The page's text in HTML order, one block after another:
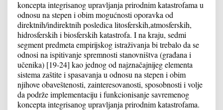
koncepta integrisanog upravljanja prirodnim katastrofama u
odnosu na stepen i obim mogućnosti oporavka od
direktnih/indirektnih posledica litosferskih,atmosferskih,
hidrosferskih i biosferskih katastrofa. I na kraju, sedmi
segment predmeta empirijskog istraživanja bi trebalo da se
odnosi na ispitivanje spremnosti stanovništva (građana i
učenika) [19-24] kao jednog od najznačajnijeg elementa
sistema zaštite i spasavanja u odnosu na stepen i obim
njihove obaveštenosti, zainteresovanosti, sposobnosti i volje
da podrže implementaciju i funkcionisanje savremenog
koncepta integrisanog upravljanja prirodnim katastrofama.